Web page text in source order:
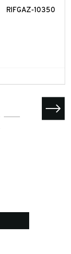
RIFGAZ-10350